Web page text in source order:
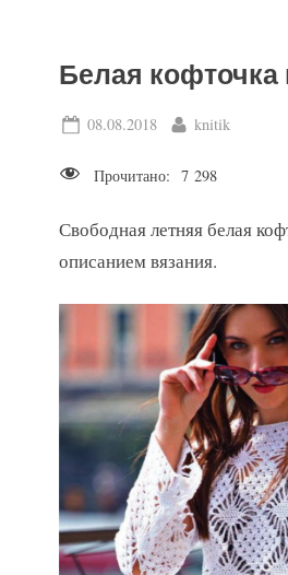
о
в
е
т
с
описанием
и
Белая
Posted
08.08.2018 By
knitik
Прочитано: 7 298
Свободная летняя белая
описанием вязания.